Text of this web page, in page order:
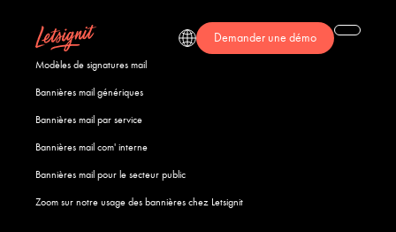
Demander une démo
Modèles de signatures mail
Bannières mail génériques
Bannières mail par service
Bannières mail com' interne
Bannières mail pour le secteur public
Zoom sur notre usage des bannières chez Letsignit